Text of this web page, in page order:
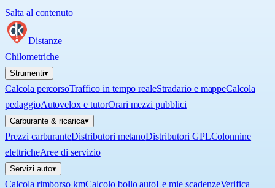
Salta al contenuto
Distanze
Chilometriche
Strumenti▾
Calcola percorsoTraffico in tempo realeStradario e mappeCalcola
pedaggioAutovelox e tutorOrari mezzi pubblici
Carburante & ricarica▾
Prezzi carburanteDistributori metanoDistributori GPLColonnine
elettricheAree di servizio
Servizi auto▾
Calcola rimborso kmCalcolo bollo autoLe mie scadenzeVerifica